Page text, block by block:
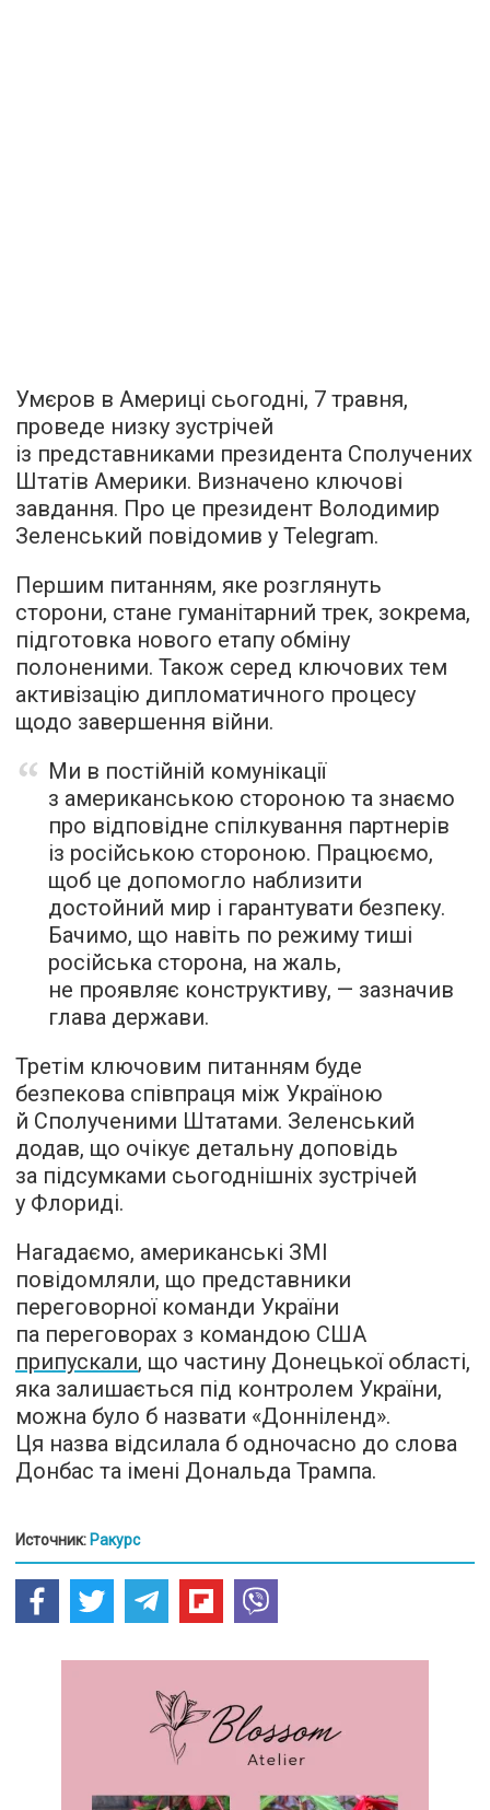
Умєров в Америці сьогодні, 7 травня,
проведе низку зустрічей
із представниками президента Сполучених
Штатів Америки. Визначено ключові
завдання. Про це президент Володимир
Зеленський повідомив у Telegram.
Першим питанням, яке розглянуть
сторони, стане гуманітарний трек, зокрема,
підготовка нового етапу обміну
полоненими. Також серед ключових тем
активізацію дипломатичного процесу
щодо завершення війни.
Ми в постійній комунікації
з американською стороною та знаємо
про відповідне спілкування партнерів
із російською стороною. Працюємо,
щоб це допомогло наблизити
достойний мир і гарантувати безпеку.
Бачимо, що навіть по режиму тиші
російська сторона, на жаль,
не проявляє конструктиву, — зазначив
глава держави.
Третім ключовим питанням буде
безпекова співпраця між Україною
й Сполученими Штатами. Зеленський
додав, що очікує детальну доповідь
за підсумками сьогоднішніх зустрічей
у Флориді.
Нагадаємо, американські ЗМІ
повідомляли, що представники
переговорної команди України
па переговорах з командою США
припускали, що частину Донецької області,
яка залишається під контролем України,
можна було б назвати «Донніленд».
Ця назва відсилала б одночасно до слова
Донбас та імені Дональда Трампа.
Источник: Ракурс